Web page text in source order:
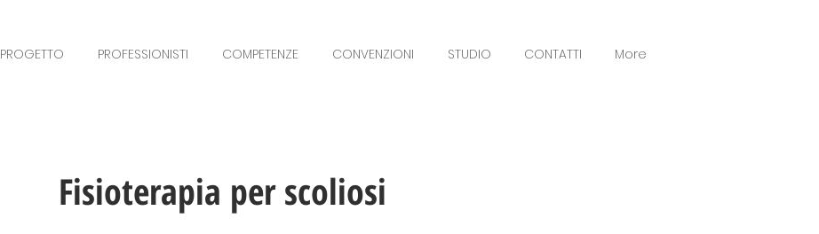
PROGETTO PROFESSIONISTI COMPETENZE CONVENZIONI STUDIO CONTATTI More
Fisioterapia per scoliosi